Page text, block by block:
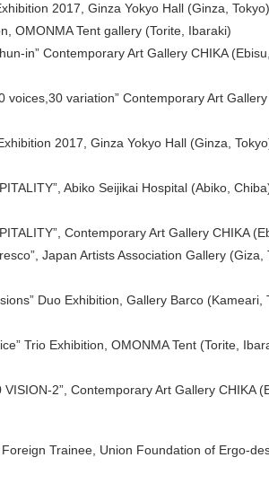
2017, Ginza Yokyo Hall (Ginza, Tokyo)
OMONMA Tent gallery (Torite, Ibaraki)
in” Contemporary Art Gallery CHIKA
voices,30 variation” Contemporary Art
2017, Ginza Yokyo Hall (Ginza,
Abiko Seijikai Hospital (Abiko,
Contemporary Art Gallery CHIKA
Japan Artists Association Gallery (Giza,
Duo Exhibition, Gallery Barco (Kameari,
Trio Exhibition, OMONMA Tent (Torite,
VISION-2”, Contemporary Art Gallery CHIKA
Trainee, Union Foundation of Ergo-